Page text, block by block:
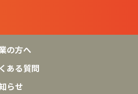
の方へ
ある質問
らせ